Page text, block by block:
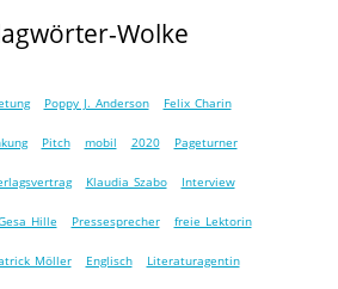
Wolke
Poppy J. Anderson Felix Charin
Pitch mobil 2020 Pageturner
Klaudia Szabo Interview
Hille Pressesprecher freie Lektorin
Möller Englisch Literaturagentin